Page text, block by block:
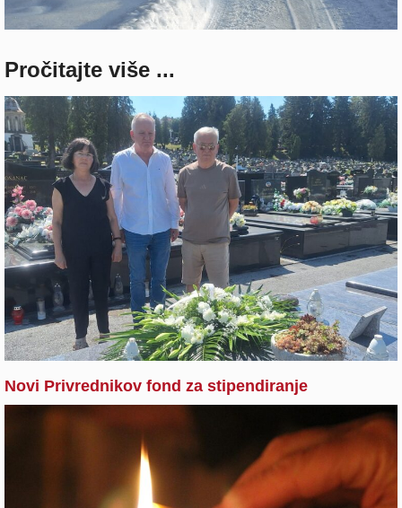
Pročitajte više ...
Novi Privrednikov fond za stipendiranje